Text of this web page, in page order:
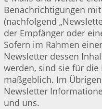
Benachrichtigungen
(nachfolgend
der Empfänger oder
Sofern im Rahmen
Newsletter dessen
werden, sind sie für
maßgeblich. Im
Newsletter
und uns.